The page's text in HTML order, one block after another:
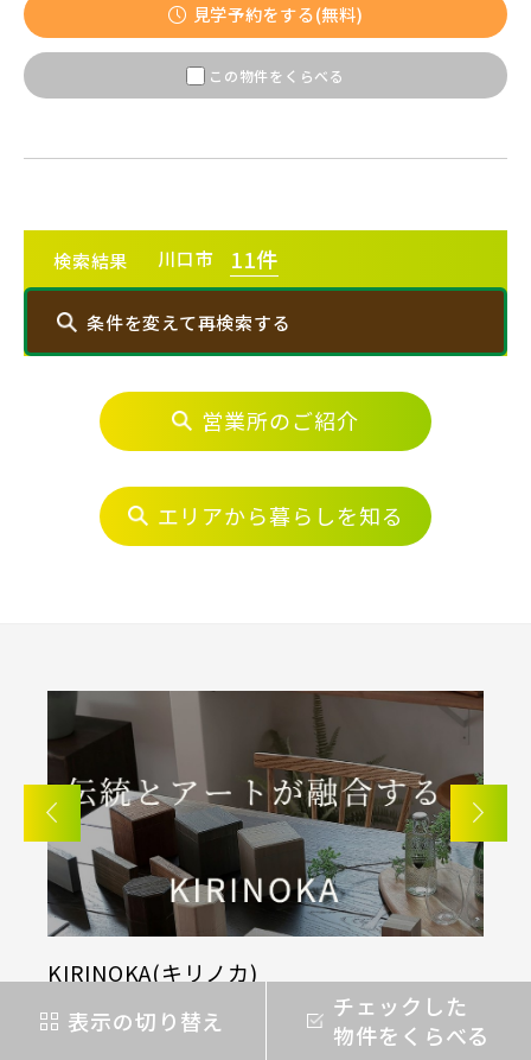
表示の切り替え
チェックした
物件をくらべる
見学予約をする(無料)
この物件をくらべる
検索結果 川口市 11件
条件を変えて再検索する
エリアから探す
埼玉・中央エリア(50)
さいたま市中央区(0)
さいたま市桜区(2)
さいたま市浦和区(0)
さいたま市南区(5)
さいたま市緑区(1)
さいたま市岩槻区(0)
川越市(3)
川口市(11)
所沢市(1)
上尾市(2)
蕨市(0)
戸田市(0)
朝霞市(1)
志木市(0)
新座市(2)
桶川市(2)
久喜市(1)
営業所のご紹介
エリアから暮らしを知る
KIRINOKA(キリノカ)
桐製品の開発と制作に力を注ぐ「厚川産業」と「ポ
ラス」の共同開発による無垢桐材の壁パネル。